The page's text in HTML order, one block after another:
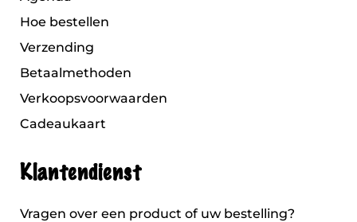
Hoe bestellen
Verzending
Betaalmethoden
Verkoopsvoorwaarden
Cadeaukaart
Klantendienst
Vragen over een product of uw bestelling?